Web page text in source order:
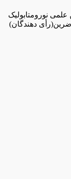
علمی نورومتابولیک
شده 84 نفر، تعداد حاضرین(رأی دهندگان)